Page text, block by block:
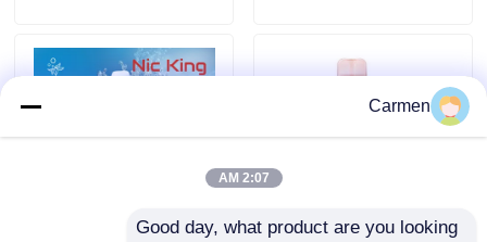
طلب اقتباس
ELFBAR الـ Vape
Carmen
2:07 AM
Good day, what product are you looking